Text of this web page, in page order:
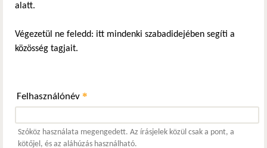
alatt.
Végezetül ne feledd: itt mindenki szabadidejében segíti a
közösség tagjait.
Felhasználónév *
Szóköz használata megengedett. Az írásjelek közül csak a pont, a
kötőjel, és az aláhúzás használható.